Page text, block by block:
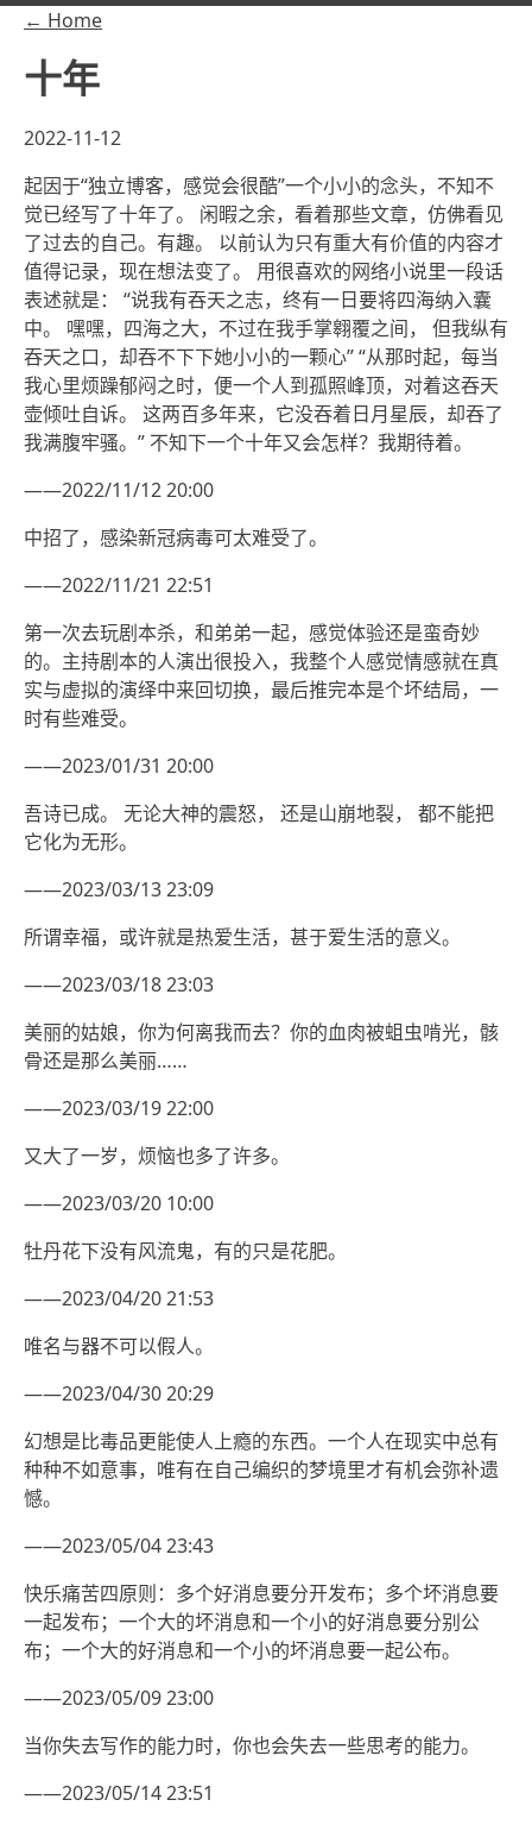
← Home
十年
2022-11-12
起因于“独立博客，感觉会很酷”一个小小的念头，不知不
觉已经写了十年了。 闲暇之余，看着那些文章，仿佛看见
了过去的自己。有趣。 以前认为只有重大有价值的内容才
值得记录，现在想法变了。 用很喜欢的网络小说里一段话
表述就是： “说我有吞天之志，终有一日要将四海纳入囊
中。 嘿嘿，四海之大，不过在我手掌翱覆之间， 但我纵有
吞天之口，却吞不下下她小小的一颗心” “从那时起，每当
我心里烦躁郁闷之时，便一个人到孤照峰顶，对着这吞天
壶倾吐自诉。 这两百多年来，它没吞着日月星辰，却吞了
我满腹牢骚。” 不知下一个十年又会怎样？我期待着。
——2022/11/12 20:00
中招了，感染新冠病毒可太难受了。
——2022/11/21 22:51
第一次去玩剧本杀，和弟弟一起，感觉体验还是蛮奇妙
的。主持剧本的人演出很投入，我整个人感觉情感就在真
实与虚拟的演绎中来回切换，最后推完本是个坏结局，一
时有些难受。
——2023/01/31 20:00
吾诗已成。 无论大神的震怒， 还是山崩地裂， 都不能把
它化为无形。
——2023/03/13 23:09
所谓幸福，或许就是热爱生活，甚于爱生活的意义。
——2023/03/18 23:03
美丽的姑娘，你为何离我而去？你的血肉被蛆虫啃光，骸
骨还是那么美丽……
——2023/03/19 22:00
又大了一岁，烦恼也多了许多。
——2023/03/20 10:00
牡丹花下没有风流鬼，有的只是花肥。
——2023/04/20 21:53
唯名与器不可以假人。
——2023/04/30 20:29
幻想是比毒品更能使人上瘾的东西。一个人在现实中总有
种种不如意事，唯有在自己编织的梦境里才有机会弥补遗
憾。
——2023/05/04 23:43
快乐痛苦四原则：多个好消息要分开发布；多个坏消息要
一起发布；一个大的坏消息和一个小的好消息要分别公
布；一个大的好消息和一个小的坏消息要一起公布。
——2023/05/09 23:00
当你失去写作的能力时，你也会失去一些思考的能力。
——2023/05/14 23:51